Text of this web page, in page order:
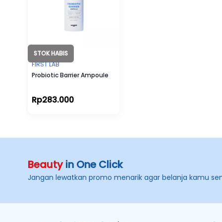
STOK HABIS
FIRST LAB
Probiotic Barrier Ampoule
Rp283.000
Beautyin One Click
Jangan lewatkan promo menarik agar belanja kamu